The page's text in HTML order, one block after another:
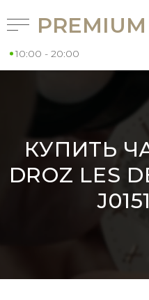
PREMIUM
10:00 - 20:00
КУПИТЬ
DROZ LES